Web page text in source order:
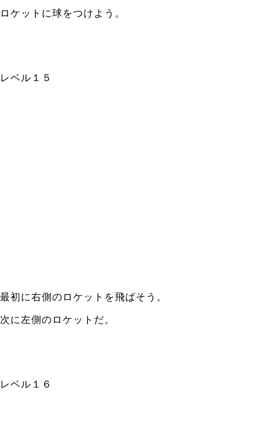
ロケットに球をつけよう。
レベル１５
最初に右側のロケットを飛ばそう。
次に左側のロケットだ。
レベル１６